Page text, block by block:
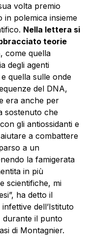
volta premio
in polemica insieme
Nella lettera si
teorie
, come quella
degli agenti
quella sulle onde
del DNA,
era anche per
sostenuto che
gli antiossidanti e
a combattere
a un
la famigerata
in più
scientifiche, mi
ha detto il
dell’Istituto
durante il punto
di Montagnier.